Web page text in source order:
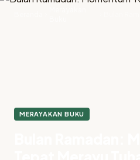
MERAYAKAN BUKU